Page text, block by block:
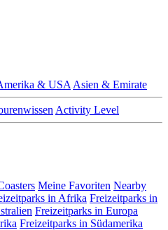
& USA Asien & Emirate
Activity Level
Meine Favoriten Nearby
in Afrika Freizeitparks in
Freizeitparks in Europa
Freizeitparks in Südamerika